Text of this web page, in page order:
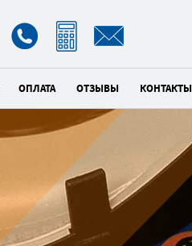
ОПЛАТА ОТЗЫВЫ КОНТАКТЫ